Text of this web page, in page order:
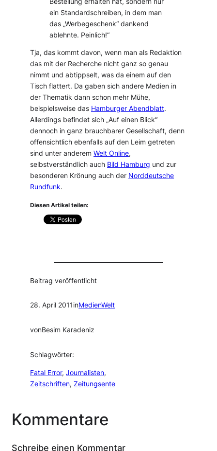
ein Standardschreiben, in dem man
das „Werbegeschenk“ dankend
ablehnte. Peinlich!“
Tja, das kommt davon, wenn man als Redaktion
das mit der Recherche nicht ganz so genau
nimmt und abtippselt, was da einem auf den
Tisch flattert. Da gaben sich andere Medien in
der Thematik dann schon mehr Mühe,
beispielsweise das Hamburger Abendblatt.
Allerdings befindet sich „Auf einen Blick“
dennoch in ganz brauchbarer Gesellschaft, denn
offensichtlich ebenfalls auf den Leim getreten
sind unter anderemWelt Online,
selbstverständlich auch Bild Hamburg und zur
besonderen Krönung auch der Norddeutsche
Rundfunk.
Diesen Artikel teilen:
Beitrag veröffentlicht
28. April 2011inMedienWelt
vonBesim Karadeniz
Schlagwörter:
Fatal Error, Journalisten
Zeitschriften, Zeitungsente
Kommentare
Schreibe einen Kommentar